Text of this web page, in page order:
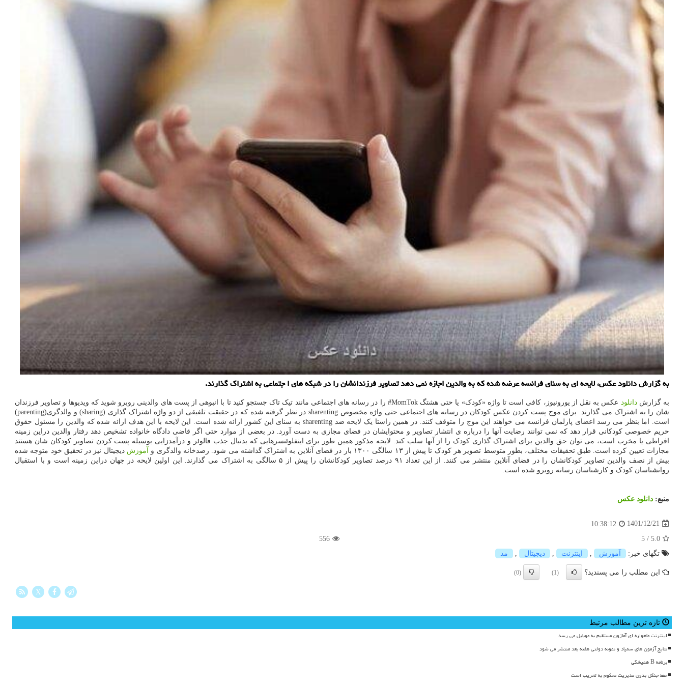
به گزارش دانلود عکس، لایحه ای به سنای فرانسه عرضه شده که به والدین اجازه نمی دهد تصاویر فرزندانشان را در شبکه های ا جتماعی به اشتراک گذارند.
به گزارشدانلود
عکس به نقل از یورونیوز، کافی است تا واژه «کودک» یا حتی هشتگ MomTok# را در رسانه های اجتماعی مانند تیک تاک جستجو کنید تا با انبوهی از پست های والدینی روبرو شوید که ویدیوها و تصاویر فرزندان
شان را به اشتراک می گذارند. برای موج پست کردن عکس کودکان در رسانه های اجتماعی حتی واژه مخصوص sharenting در نظر گرفته شده که در حقیقت تلفیقی از دو واژه اشتراک گذاری (sharing) و والدگری(parenting)
است. اما بنظر می رسد اعضای پارلمان فرانسه می خواهند این موج را متوقف کنند. در همین راستا یک لایحه ضد sharenting به سنای این کشور ارائه شده است. این لایحه با این هدف ارائه شده که والدین را مسئول حقوق
حریم خصوصی کودکانی قرار دهد که نمی توانند رضایت آنها را درباره ی انتشار تصاویر و محتوایشان در فضای مجازی به دست آورد. در بعضی از موارد حتی اگر قاضی دادگاه خانواده تشخیص دهد رفتار والدین دراین زمینه
افراطی یا مخرب است، می توان حق والدین برای اشتراک گذاری کودک را از آنها سلب کند. لایحه مذکور همین طور برای اینفلوئنسرهایی که بدنبال جذب فالوئر و درآمدزایی بوسیله پست کردن تصاویر کودکان شان هستند
مجازات تعیین کرده است. طبق تحقیقات مختلف، بطور متوسط تصویر هر کودک تا پیش از ۱۳ سالگی ۱۳۰۰ بار در فضای آنلاین به اشتراک گذاشته می شود. رصدخانه والدگری و
آموزش دیجیتال نیز در تحقیق خود متوجه شده
بیش از نصف والدین تصاویر کودکانشان را در فضای آنلاین منتشر می کنند. از این تعداد ۹۱ درصد تصاویر کودکانشان را پیش از ۵ سالگی به اشتراک می گذارند. این اولین لایحه در جهان دراین زمینه است و با استقبال
روانشناسان کودک و کارشناسان رسانه روبرو شده است.
منبع: دانلود عكس
1401/12/21
10:38:12
5.0
/
5
556
تگهای خبر:
آموزش , اینترنت , دیجیتال , مد
این مطلب را می پسندید؟ (1)
(0)
X
تازه ترین مطالب مرتبط
اینترنت ماهواره ای آمازون مستقیم به موبایل می رسد
نتایج آزمون های سمپاد و نمونه دولتی هفته بعد منتشر می شود
برنامه B همیشگی
حفظ جنگل بدون مدیریت محکوم به تخریب است